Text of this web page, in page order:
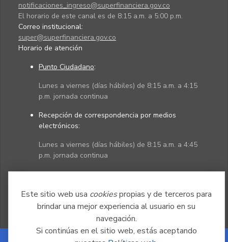
Este sitio web usa cookiespropias y de terceros para
brindar una mejor experiencia al usuario en su
navegación.
Si continúas en el sitio web, estás aceptando
notificaciones_ingreso@superfinanciera.gov.co
El horario de este canal es de 8:15 a.m. a 5:00 p.m.
Correo institucional:
super@superfinanciera.gov.co
Horario de atención
Punto Ciudadano:
Lunes a viernes (días hábiles) de 8:15 a.m. a 4:15
p.m. jornada continua
Recepción de correspondencia por medios
electrónicos:
Lunes a viernes (días hábiles) de 8:15 a.m. a 4:45
p.m. jornada continua